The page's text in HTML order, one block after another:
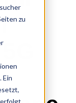
zu
Ein